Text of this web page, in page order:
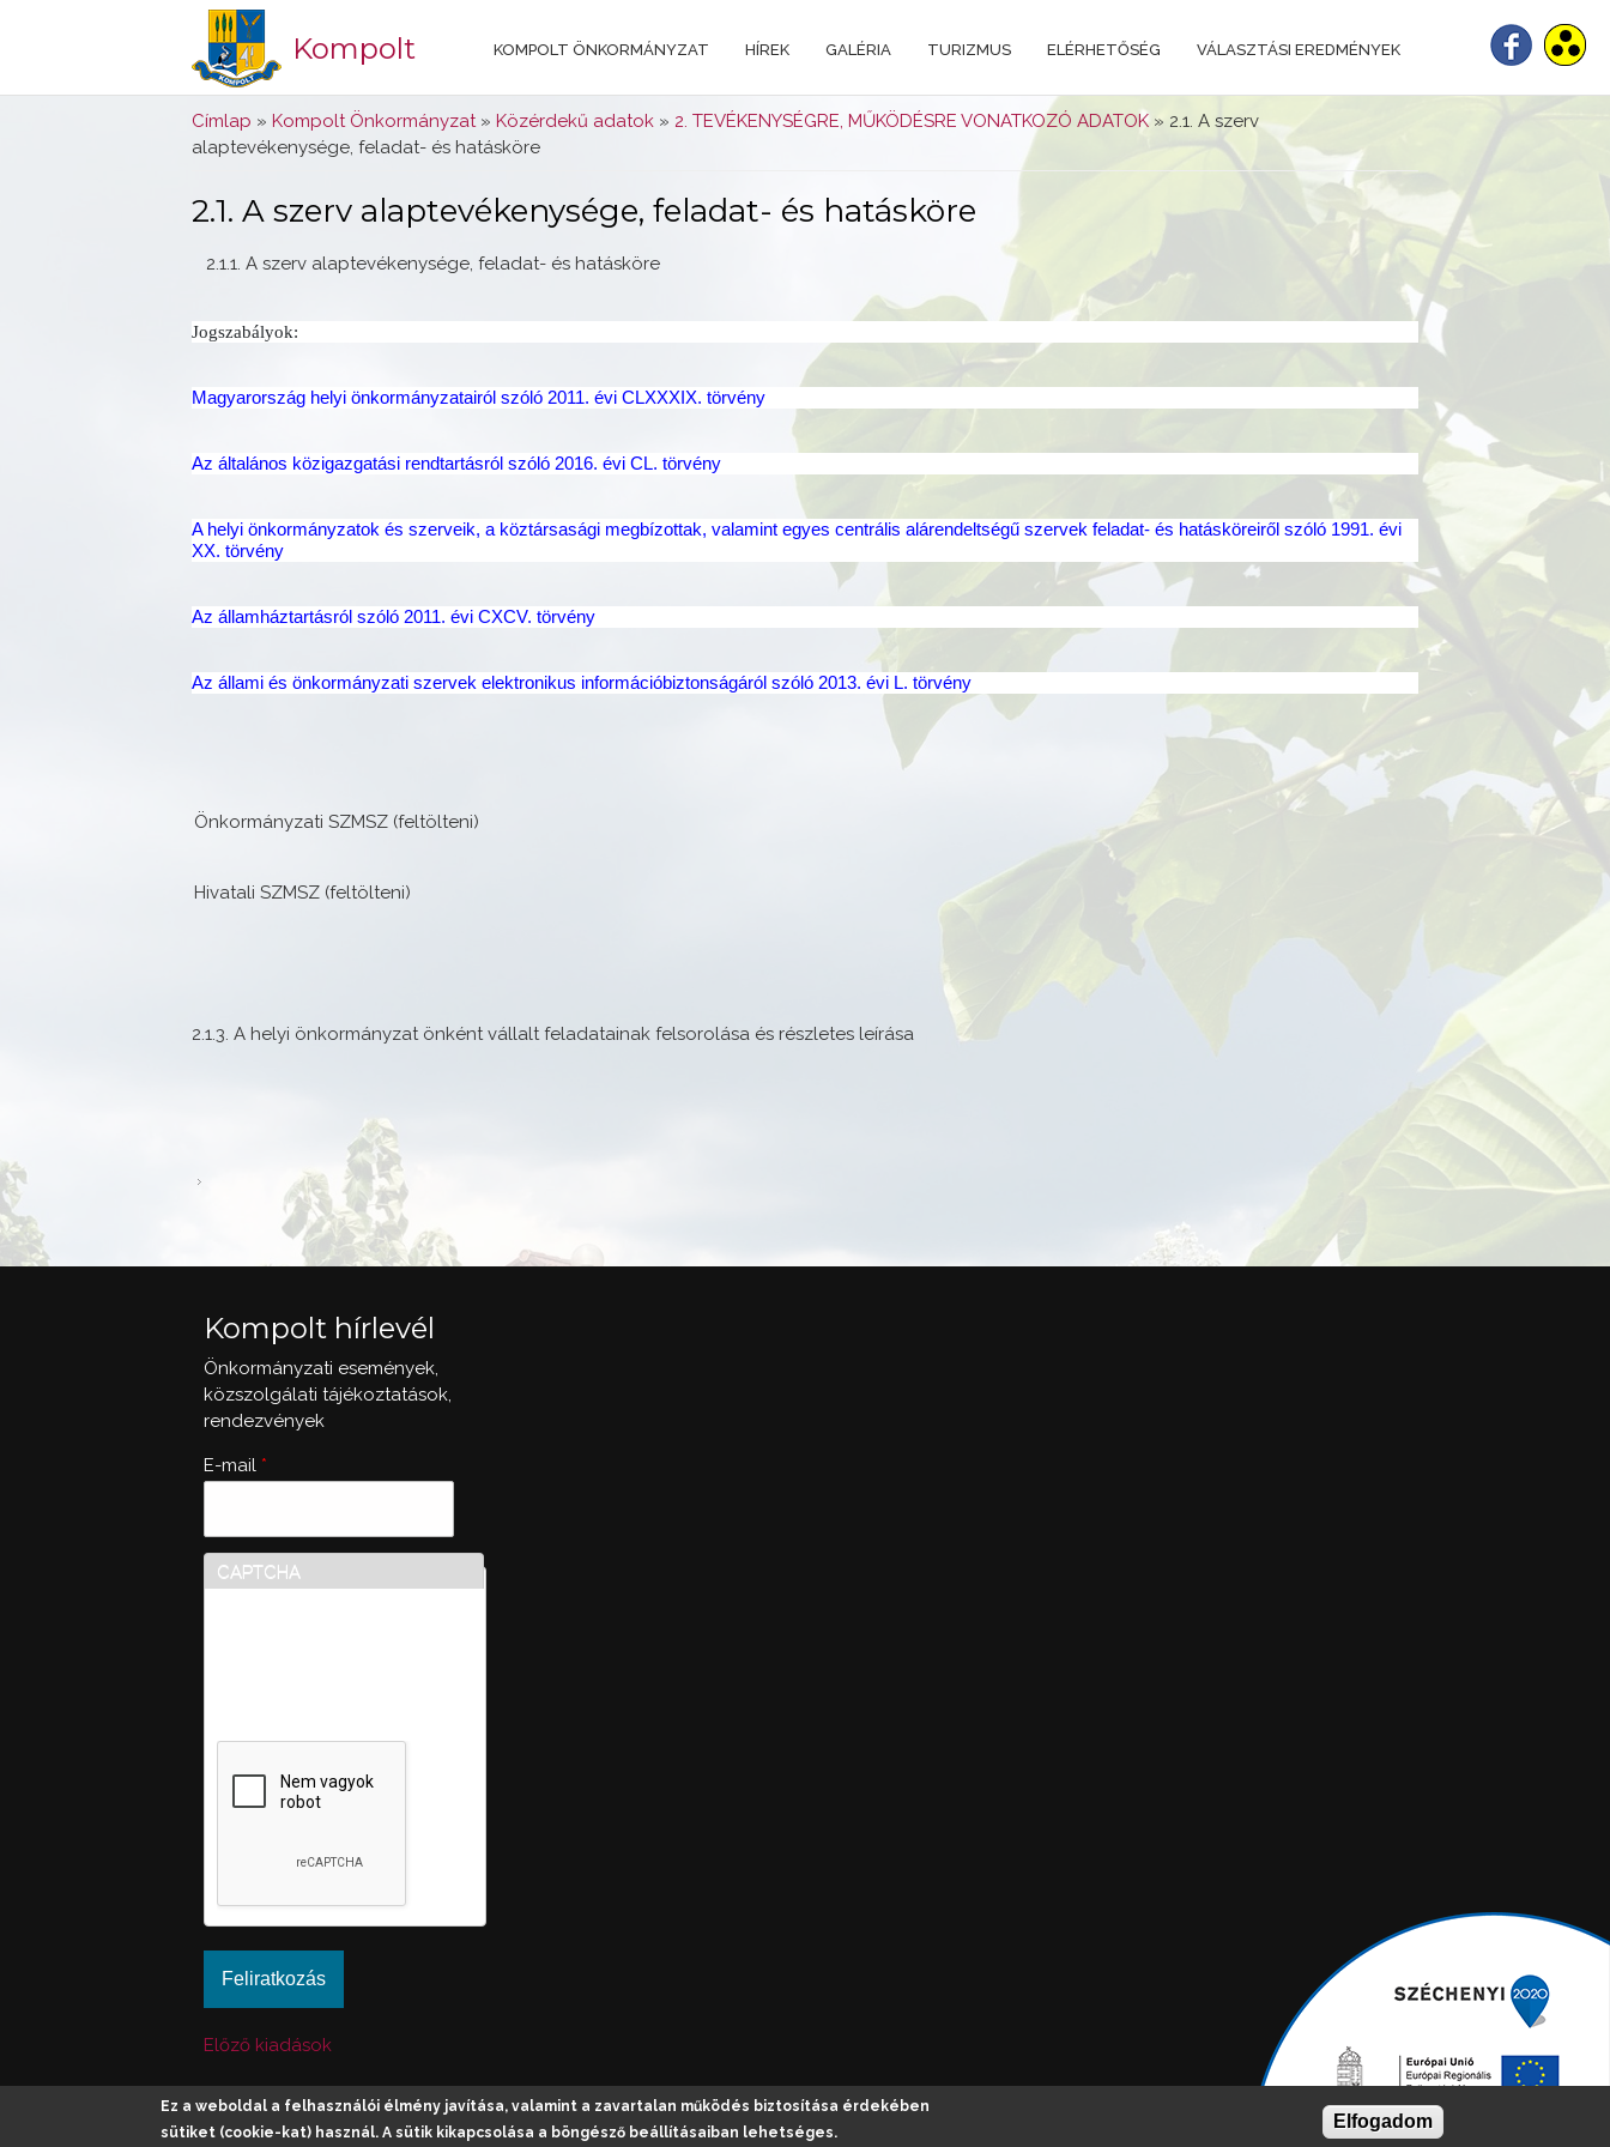
Kompolt KOMPOLT ÖNKORMÁNYZAT HÍREK GALÉRIA TURIZMUS ELÉRHETŐSÉG VÁLASZTÁSI EREDMÉNYEK
Jelenlegi hely
Címlap » Kompolt Önkormányzat» Közérdekű adatok » 2. TEVÉKENYSÉGRE, MŰKÖDÉSRE VONATKOZÓ ADATOK» 2.1. A szerv
alaptevékenysége, feladat- és hatásköre
2.1. A szerv alaptevékenysége, feladat- és hatásköre
2.1.1. A szerv alaptevékenysége, feladat- és hatásköre
Jogszabályok:
Magyarország helyi önkormányzatairól szóló 2011. évi CLXXXIX. törvény
Az általános közigazgatási rendtartásról szóló 2016. évi CL. törvény
A helyi önkormányzatok és szerveik, a köztársasági megbízottak, valamint egyes centrális alárendeltségű szervek feladat- és hatásköreiről szóló 1991. évi
XX. törvény
Az államháztartásról szóló 2011. évi CXCV. törvény
Az állami és önkormányzati szervek elektronikus információbiztonságáról szóló 2013. évi L. törvény
Önkormányzati SZMSZ (feltölteni)
Hivatali SZMSZ (feltölteni)
2.1.3. A helyi önkormányzat önként vállalt feladatainak felsorolása és részletes leírása
Kompolt hírlevél
Önkormányzati események,
közszolgálati tájékoztatások,
rendezvények
E-mail *
CAPTCHA
Előző kiadások
Adatkezelés
© 2026 Kompolt. Minden jog fenntartva. | Fejlesztő:ASIG Informatika|Belépés
Ez a weboldal a felhasználói élmény javítása, valamint a zavartalan működés biztosítása érdekében
sütiket (cookie-kat) használ. A sütik kikapcsolása a böngésző beállításaiban lehetséges.
Elfogadom